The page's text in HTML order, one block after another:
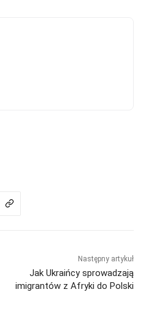
Następny artykuł
Jak Ukraińcy sprowadzają
imigrantów z Afryki do Polski